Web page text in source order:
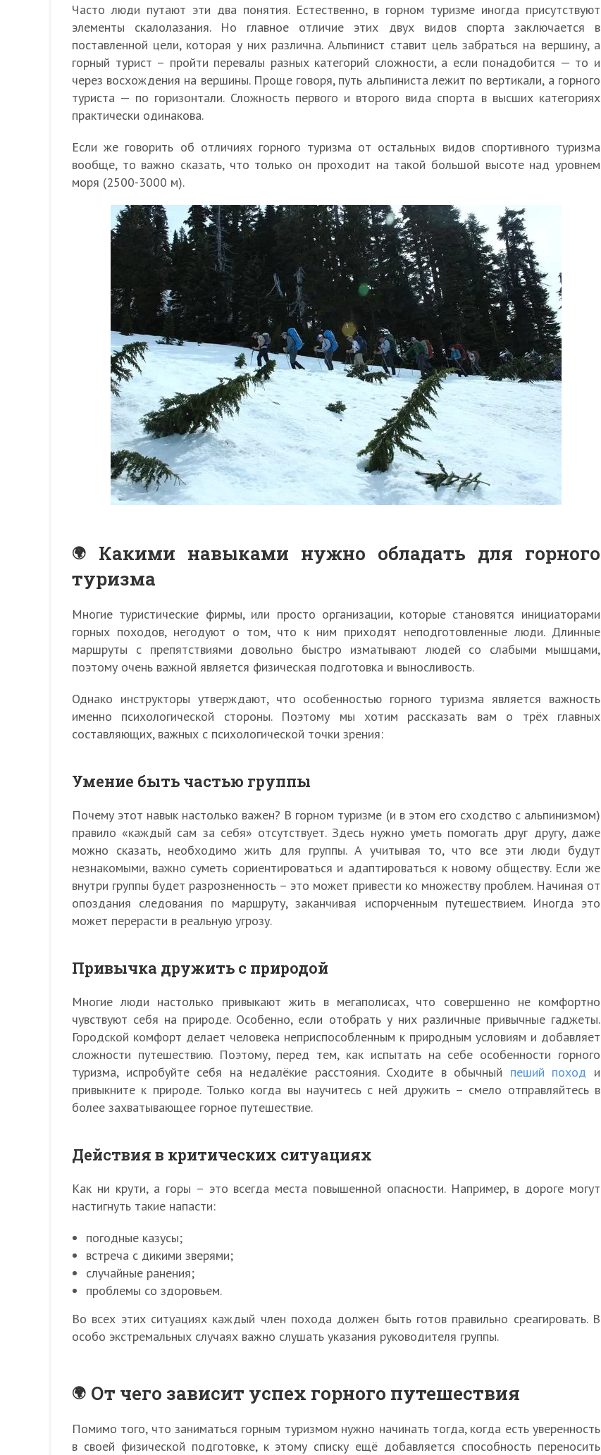
Часто люди путают эти два понятия. Естественно, в горном туризме иногда присутствуют
элементы скалолазания. Но главное отличие этих двух видов спорта заключается в
поставленной цели, которая у них различна. Альпинист ставит цель забраться на вершину, а
горный турист – пройти перевалы разных категорий сложности, а если понадобится — то и
через восхождения на вершины. Проще говоря, путь альпиниста лежит по вертикали, а горного
туриста — по горизонтали. Сложность первого и второго вида спорта в высших категориях
практически одинакова.
Если же говорить об отличиях горного туризма от остальных видов спортивного туризма
вообще, то важно сказать, что только он проходит на такой большой высоте над уровнем
моря (2500-3000 м).
Какими навыками нужно обладать для горного
туризма
Многие туристические фирмы, или просто организации, которые становятся инициаторами
горных походов, негодуют о том, что к ним приходят неподготовленные люди. Длинные
маршруты с препятствиями довольно быстро изматывают людей со слабыми мышцами,
поэтому очень важной является физическая подготовка и выносливость.
Однако инструкторы утверждают, что особенностью горного туризма является важность
именно психологической стороны. Поэтому мы хотим рассказать вам о трёх главных
составляющих, важных с психологической точки зрения:
Умение быть частью группы
Почему этот навык настолько важен? В горном туризме (и в этом его сходство с альпинизмом)
правило «каждый сам за себя» отсутствует. Здесь нужно уметь помогать друг другу, даже
можно сказать, необходимо жить для группы. А учитывая то, что все эти люди будут
незнакомыми, важно суметь сориентироваться и адаптироваться к новому обществу. Если же
внутри группы будет разрозненность – это может привести ко множеству проблем. Начиная от
опоздания следования по маршруту, заканчивая испорченным путешествием. Иногда это
может перерасти в реальную угрозу.
Привычка дружить с природой
Многие люди настолько привыкают жить в мегаполисах, что совершенно не комфортно
чувствуют себя на природе. Особенно, если отобрать у них различные привычные гаджеты.
Городской комфорт делает человека неприспособленным к природным условиям и добавляет
сложности путешествию. Поэтому, перед тем, как испытать на себе особенности горного
туризма, испробуйте себя на недалёкие расстояния. Сходите в обычный пеший поход и
привыкните к природе. Только когда вы научитесь с ней дружить – смело отправляйтесь в
более захватывающее горное путешествие.
Действия в критических ситуациях
Как ни крути, а горы – это всегда места повышенной опасности. Например, в дороге могут
настигнуть такие напасти:
погодные казусы;
встреча с дикими зверями;
случайные ранения;
проблемы со здоровьем.
Во всех этих ситуациях каждый член похода должен быть готов правильно среагировать. В
особо экстремальных случаях важно слушать указания руководителя группы.
От чего зависит успех горного путешествия
Помимо того, что заниматься горным туризмом нужно начинать тогда, когда есть уверенность
в своей физической подготовке, к этому списку ещё добавляется способность переносить